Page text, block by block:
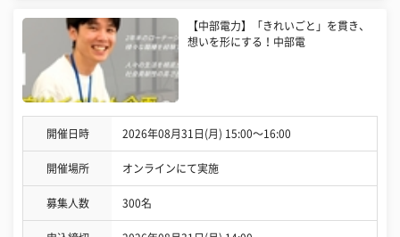
【中部電力】「きれいごと」を貫き、
想いを形にする！中部電
開催日時 2026年08月31日(月) 15:00〜16:00
開催場所 オンラインにて実施
募集人数 300名